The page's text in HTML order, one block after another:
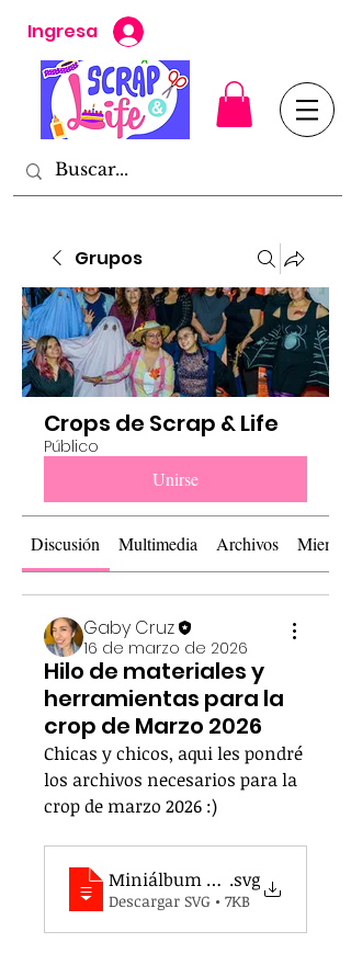
Ingresa
Grupos
Crops de Scrap & Life
Público
Unirse
Discusión Multimedia Archivos
Gaby Cruz
16 de marzo de 2026
Hilo de materiales y
herramientas para la
crop de Marzo 2026
Chicas y chicos, aqui les pondré
los archivos necesarios para la
crop de marzo 2026 :)
Miniálbum arcoiris
.svg
Descargar SVG • 7KB